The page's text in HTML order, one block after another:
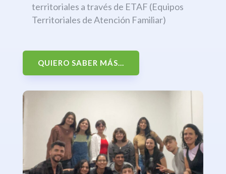
territoriales a través de ETAF (Equipos
Territoriales de Atención Familiar)
QUIERO SABER MÁS...